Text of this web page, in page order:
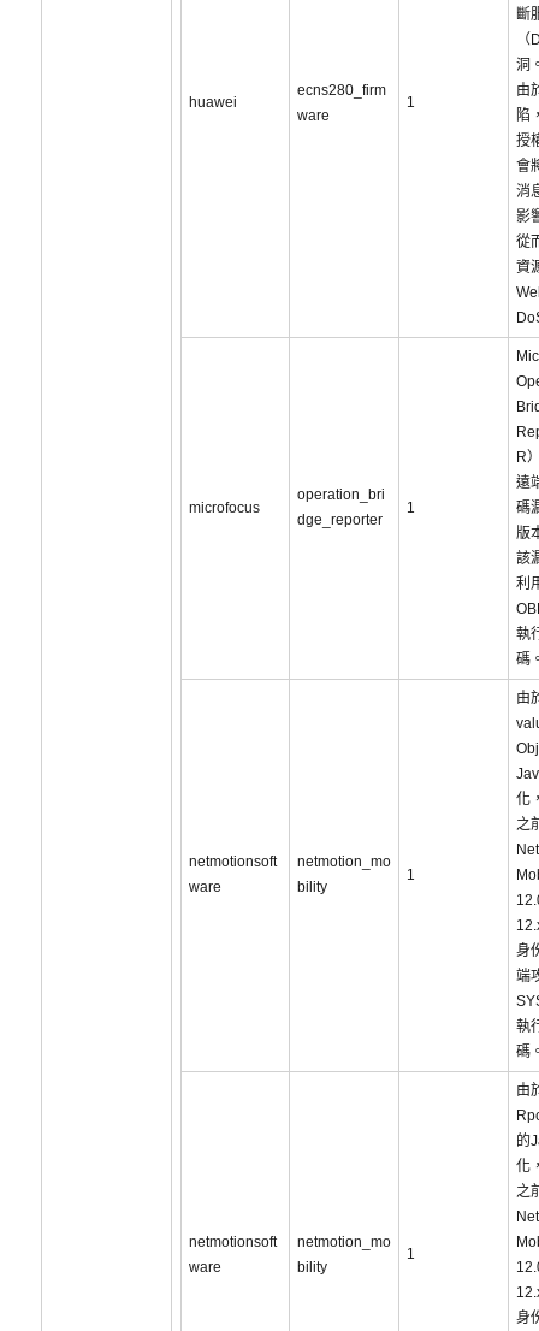
huawei
ecns280_firm
ware
1
斷
洞
由
陷
授
會
消
影
從
資
microfocus
operation_bri
dge_reporter
1
R
遠
碼
版
該
利
執
碼
netmotionsoft
ware
netmotion_mo
bility
1
由
化
之
身
端
執
碼
netmotionsoft
ware
netmotion_mo
bility
1
由
的
化
之
身